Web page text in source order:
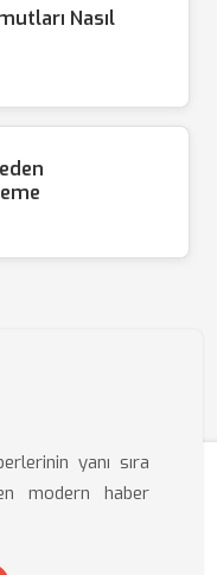
Nasıl
yanı sıra
modern haber